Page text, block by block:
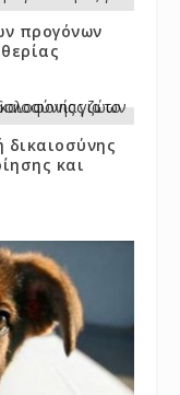
προγόνων
και